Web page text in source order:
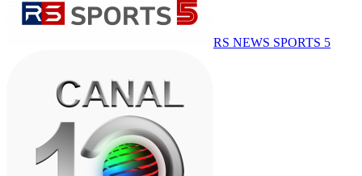
RS NEWS SPORTS 5